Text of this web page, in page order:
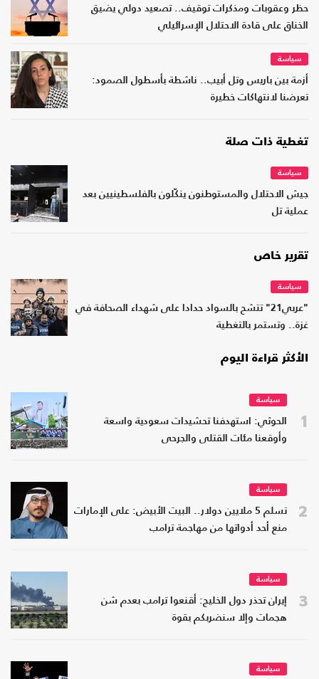
حظر وعقوبات ومذكرات توقيف.. تصعيد دولي يضيق
الخناق على قادة الاحتلال الإسرائيلي
سياسة
أزمة بين باريس وتل أبيب.. ناشطة بأسطول الصمود:
تعرضنا لانتهاكات خطيرة
تغطية ذات صلة
سياسة
جيش الاحتلال والمستوطنون ينكّلون بالفلسطينيين بعد
عملية تل
تقرير خاص
سياسة
"عربي21" تتشح بالسواد حدادا على شهداء الصحافة في
غزة.. وتستمر بالتغطية
الأكثر قراءة اليوم
1
سياسة
الحوثي: استهدفنا تحشيدات سعودية واسعة
وأوقعنا مئات القتلى والجرحى
2
سياسة
تسلم 5 ملايين دولار.. البيت الأبيض: على الإمارات
منع أحد أدواتها من مهاجمة ترامب
3
سياسة
إيران تحذر دول الخليج: أقنعوا ترامب بعدم شن
هجمات وإلا سنضربكم بقوة
سياسة